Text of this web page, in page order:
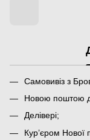
Самовивіз з
Новою поштою
Делівері;
Кур’єром Нової